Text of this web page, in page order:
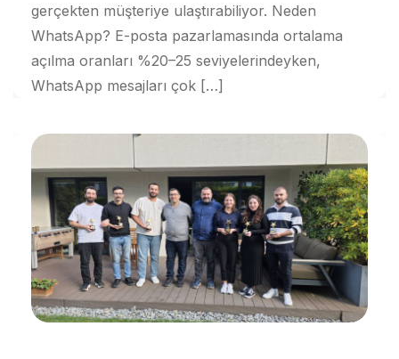
gerçekten müşteriye ulaştırabiliyor. Neden
WhatsApp? E-posta pazarlamasında ortalama
açılma oranları %20–25 seviyelerindeyken,
WhatsApp mesajları çok […]